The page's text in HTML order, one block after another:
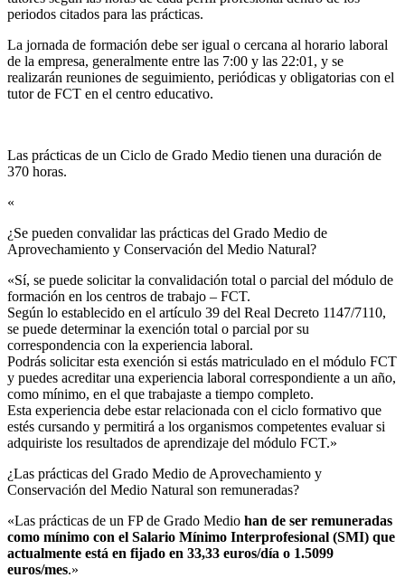
periodos citados para las prácticas.
La jornada de formación debe ser igual o cercana al horario laboral
de la empresa, generalmente entre las 7:00 y las 22:01, y se
realizarán reuniones de seguimiento, periódicas y obligatorias con el
tutor de FCT en el centro educativo.
Las prácticas de un Ciclo de Grado Medio tienen una duración de
370 horas.
«
¿Se pueden convalidar las prácticas del Grado Medio de
Aprovechamiento y Conservación del Medio Natural?​
«Sí, se puede solicitar la convalidación total o parcial del módulo de
formación en los centros de trabajo – FCT.
Según lo establecido en el artículo 39 del Real Decreto 1147/7110,
se puede determinar la exención total o parcial por su
correspondencia con la experiencia laboral.
Podrás solicitar esta exención si estás matriculado en el módulo FCT
y puedes acreditar una experiencia laboral correspondiente a un año,
como mínimo, en el que trabajaste a tiempo completo.
Esta experiencia debe estar relacionada con el ciclo formativo que
estés cursando y permitirá a los organismos competentes evaluar si
adquiriste los resultados de aprendizaje del módulo FCT.»
¿Las prácticas del Grado Medio de Aprovechamiento y
Conservación del Medio Natural son remuneradas?​
«Las prácticas de un FP de Grado Medio han de ser remuneradas
como mínimo con el Salario Mínimo Interprofesional (SMI) que
actualmente está en fijado en 33,33 euros/día o 1.5099
euros/mes.»